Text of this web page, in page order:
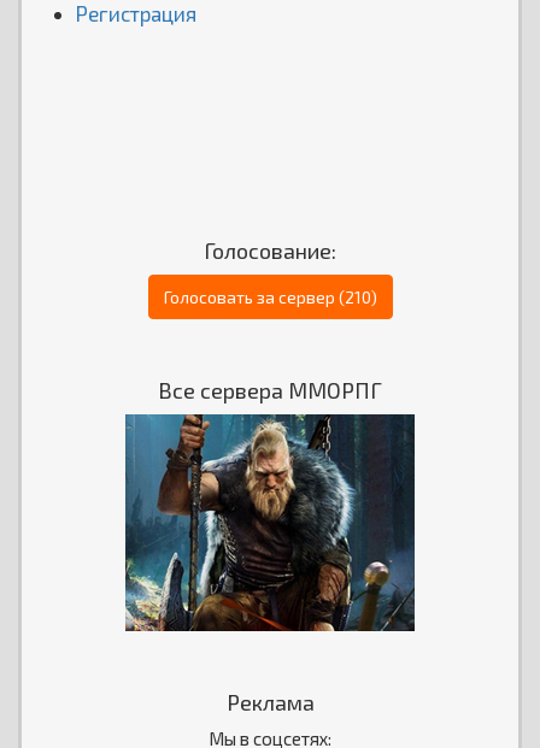
Регистрация
Голосование:
Голосовать за сервер (210)
Все сервера ММОРПГ
Реклама
Мы в соцсетях: